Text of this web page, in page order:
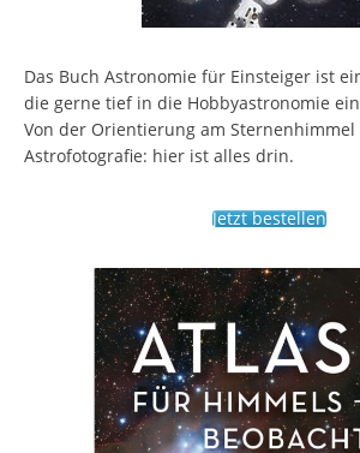
Das Buch Astronomie für Einsteiger ist
die gerne tief in die Hobbyastronomie
Von der Orientierung am
Astrofotografie: hier ist alles drin.
Jetzt bestellen